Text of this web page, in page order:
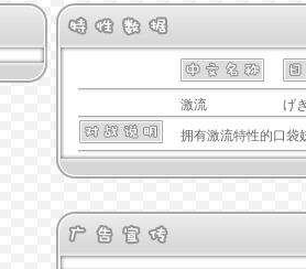
激流
げ
拥有激流特性的口袋